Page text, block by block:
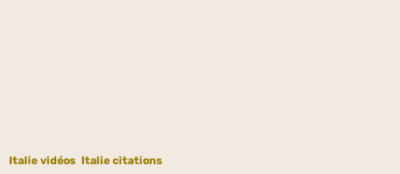
Italie vidéos Italie citations